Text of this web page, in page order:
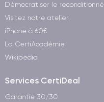
Démocratiser le reconditionné
Visitez notre atelier
iPhone à 60€
La CertiAcadémie
Wikipedia
Services CertiDeal
Garantie 30/30